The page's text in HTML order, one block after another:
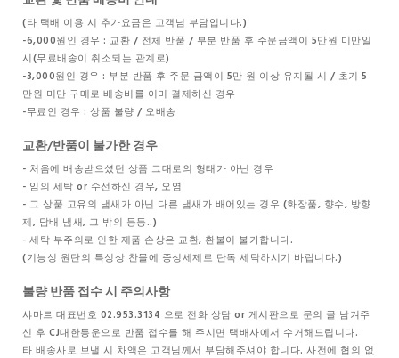
(타 택배 이용 시 추가요금은 고객님 부담입니다.)
-6,000원인 경우 : 교환 / 전체 반품 / 부분 반품 후 주문금액이 5만원 미만일
시(무료배송이 취소되는 관계로)
-3,000원인 경우 : 부분 반품 후 주문 금액이 5만 원 이상 유지될 시 / 초기 5
만원 미만 구매로 배송비를 이미 결제하신 경우
-무료인 경우 : 상품 불량 / 오배송
교환/반품이 불가한 경우
- 처음에 배송받으셨던 상품 그대로의 형태가 아닌 경우
- 임의 세탁 or 수선하신 경우, 오염
- 그 상품 고유의 냄새가 아닌 다른 냄새가 배어있는 경우 (화장품, 향수, 방향
제, 담배 냄새, 그 밖의 등등..)
- 세탁 부주의로 인한 제품 손상은 교환, 환불이 불가합니다.
(기능성 원단의 특성상 찬물에 중성세제로 단독 세탁하시기 바랍니다.)
불량 반품 접수 시 주의사항
샤마르 대표번호 02.953.3134 으로 전화 상담 or 게시판으로 문의 글 남겨주
신 후 CJ대한통운으로 반품 접수를 해 주시면 택배사에서 수거해드립니다.
타 배송사로 보낼 시 차액은 고객님께서 부담해주셔야 합니다. 사전에 협의 없